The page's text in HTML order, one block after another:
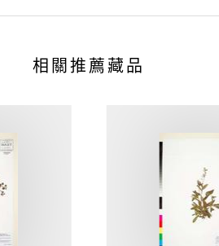
相關推薦藏品